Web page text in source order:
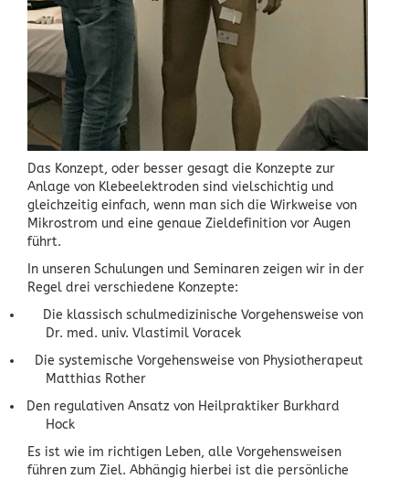
Das Konzept, oder besser gesagt die Konzepte zur
Anlage von Klebeelektroden sind vielschichtig und
gleichzeitig einfach, wenn man sich die Wirkweise von
Mikrostrom und eine genaue Zieldefinition vor Augen
führt.
In unseren Schulungen und Seminaren zeigen wir in der
Regel drei verschiedene Konzepte:
Die klassisch schulmedizinische Vorgehensweise von
Dr. med. univ. Vlastimil Voracek
Die systemische Vorgehensweise von Physiotherapeut
Matthias Rother
Den regulativen Ansatz von Heilpraktiker Burkhard
Hock
Es ist wie im richtigen Leben, alle Vorgehensweisen
führen zum Ziel. Abhängig hierbei ist die persönliche